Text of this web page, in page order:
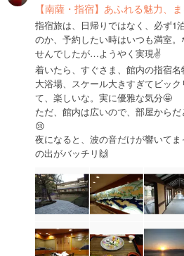
【南薩・指宿】あふれる魅力、ま
指宿旅は、日帰りではなく、必ず1
のか、予約したい時はいつも満室
せんでしたが…ようやく実現✌
着いたら、すぐさま、館内の指宿名
大浴場、スケール大きすぎてビッ
て、楽しいな。実に優雅な気分🤩
ただ、館内は広いので、部屋から
😢
夜になると、波の音だけが響いて
の出がバッチリ🙌